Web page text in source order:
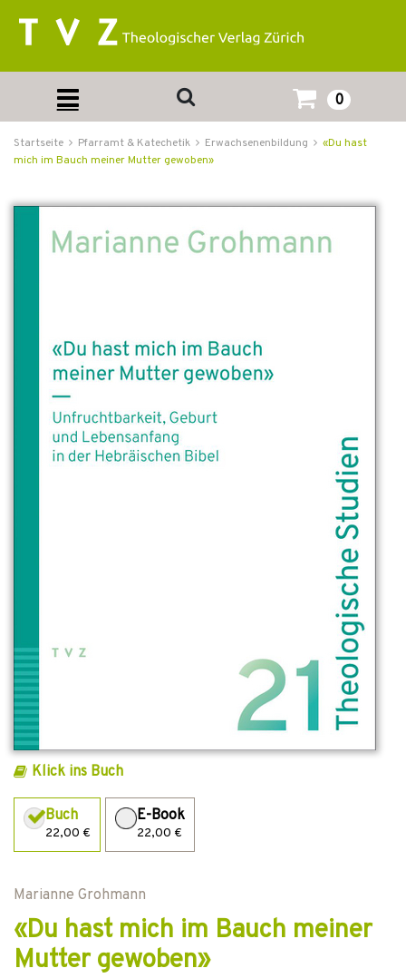
0
Startseite Pfarramt & Katechetik Erwachsenenbildung
«Du hast
mich im Bauch meiner Mutter gewoben»
Klick ins Buch
Buch
22,00 €
E-Book
22,00 €
Marianne Grohmann
«Du hast mich im Bauch meiner
Mutter gewoben»